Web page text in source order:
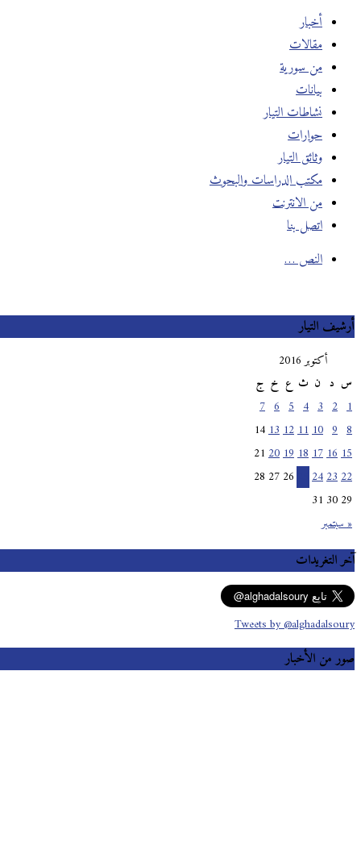
أخبار
مقالات
من سورية
بيانات
نشاطات التيار
حوارات
وثائق التيار
مكتب الدراسات والبحوث
من الانترنت
اتصل بنا
النص …
أرشيف التيار
أكتوبر 2016
س د ن ث ع خ ج
« سبتمبر
1
2
3
4
5
6
7
8
9
10
11
12
13
14
15
16
17
18
19
20
21
22
23
24
26
27
28
29
30
31
آخر التغريدات
Tweets by @alghadalsoury
صور من الأخبار